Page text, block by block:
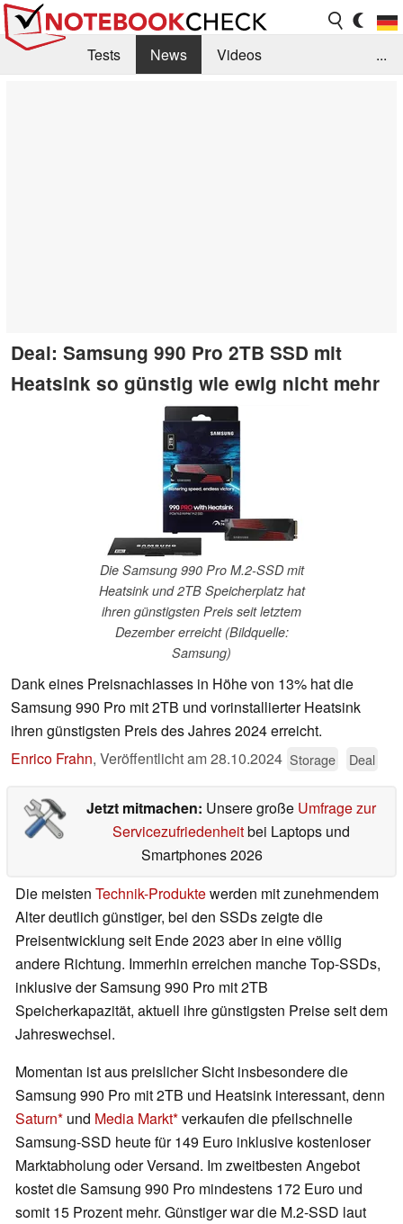
Tests News
Videos
...
Deal: Samsung 990 Pro 2TB SSD mit
Heatsink so günstig wie ewig nicht mehr
Die Samsung 990 Pro M.2-SSD mit
Heatsink und 2TB Speicherplatz hat
ihren günstigsten Preis seit letztem
Dezember erreicht (Bildquelle:
Samsung)
Dank eines Preisnachlasses in Höhe von 13% hat die
Samsung 990 Pro mit 2TB und vorinstallierter Heatsink
ihren günstigsten Preis des Jahres 2024 erreicht.
Enrico Frahn, Veröffentlicht am28.10.2024 Storage Deal
Jetzt mitmachen: Unsere große Umfrage zur
Servicezufriedenheitbei Laptops und
Smartphones 2026
Die meisten Technik-Produktewerden mit zunehmendem
Alter deutlich günstiger, bei den SSDs zeigte die
Preisentwicklung seit Ende 2023 aber in eine völlig
andere Richtung. Immerhin erreichen manche Top-SSDs,
inklusive der Samsung 990 Pro mit 2TB
Speicherkapazität, aktuell ihre günstigsten Preise seit dem
Jahreswechsel.
Momentan ist aus preislicher Sicht insbesondere die
Samsung 990 Pro mit 2TB und Heatsink interessant, denn
Saturn und Media Markt verkaufen die pfeilschnelle
Samsung-SSD heute für 149 Euro inklusive kostenloser
Marktabholung oder Versand. Im zweitbesten Angebot
kostet die Samsung 990 Pro mindestens 172 Euro und
somit 15 Prozent mehr. Günstiger war die M.2-SSD laut